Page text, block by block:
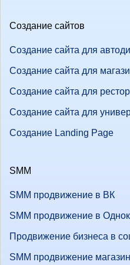
Создание сайтов
Создание сайта для
Создание сайта для
Создание сайта для
Создание сайта для
Создание Landing Page
SMM
SMM продвижение в ВК
SMM продвижение в
Продвижение бизнеса в
SMM продвижение